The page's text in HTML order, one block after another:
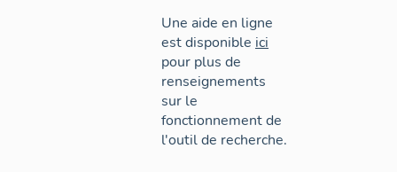
Une aide en ligne
est disponible ici
pour plus de
renseignements
sur le
fonctionnement de
l'outil de recherche.